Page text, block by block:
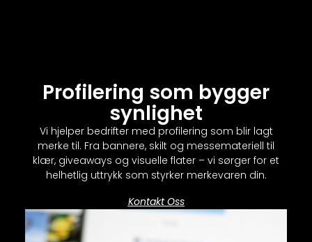
Profilering som bygger
synlighet
Vi hjelper bedrifter med profilering som blir lagt
merke til. Fra bannere, skilt og messemateriell til
klær, giveaways og visuelle flater – vi sørger for et
helhetlig uttrykk som styrker merkevaren din.
Kontakt Oss